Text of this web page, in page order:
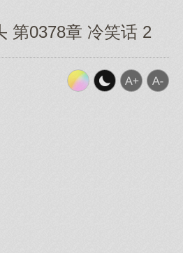
第0378章 冷笑话 2